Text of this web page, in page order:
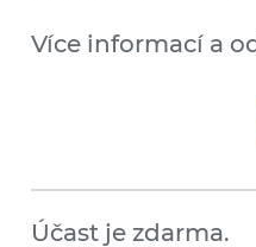
Více informací a
Účast je zdarma.